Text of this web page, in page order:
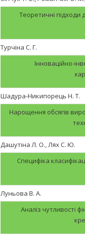
Теоретичні підходи
Турчіна С. Г.
Інноваційно-
Шадура-Никипорець Н. Т.
Нарощення обсягів
Дашутіна Л. О., Лях С. Ю.
Специфіка
Луньова В. А.
Аналіз чутливості